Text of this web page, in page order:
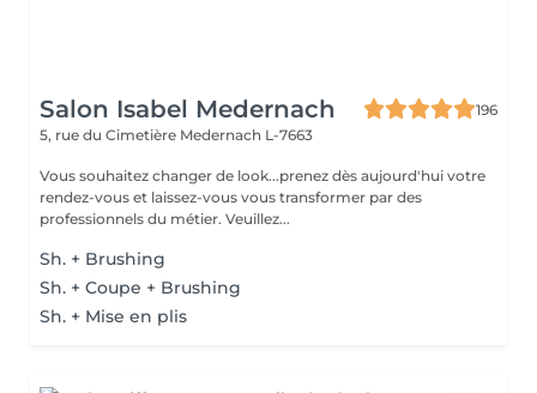
Salon Isabel Medernach
196
5, rue du Cimetière Medernach L-7663
Vous souhaitez changer de look...prenez dès aujourd'hui votre
rendez-vous et laissez-vous vous transformer par des
professionnels du métier. Veuillez...
Sh. + Brushing
Sh. + Coupe + Brushing
Sh. + Mise en plis